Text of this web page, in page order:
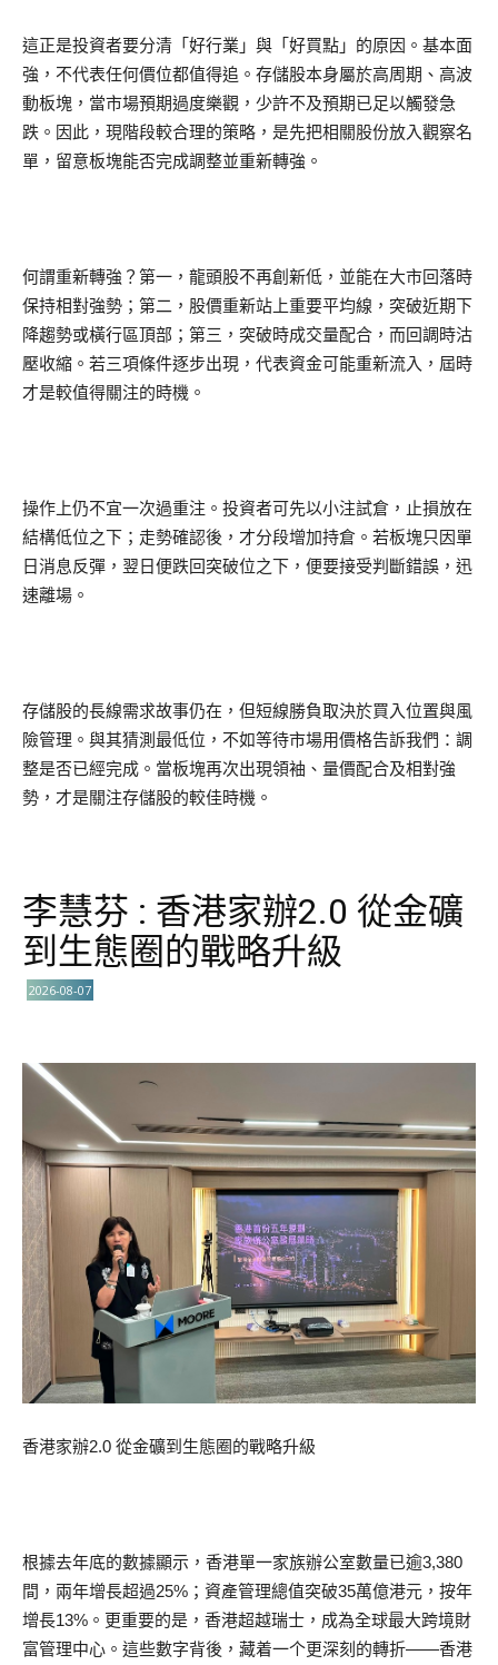
這正是投資者要分清「好行業」與「好買點」的原因。基本面
強，不代表任何價位都值得追。存儲股本身屬於高周期、高波
動板塊，當市場預期過度樂觀，少許不及預期已足以觸發急
跌。因此，現階段較合理的策略，是先把相關股份放入觀察名
單，留意板塊能否完成調整並重新轉強。
何謂重新轉強？第一，龍頭股不再創新低，並能在大市回落時
保持相對強勢；第二，股價重新站上重要平均線，突破近期下
降趨勢或橫行區頂部；第三，突破時成交量配合，而回調時沽
壓收縮。若三項條件逐步出現，代表資金可能重新流入，屆時
才是較值得關注的時機。
操作上仍不宜一次過重注。投資者可先以小注試倉，止損放在
結構低位之下；走勢確認後，才分段增加持倉。若板塊只因單
日消息反彈，翌日便跌回突破位之下，便要接受判斷錯誤，迅
速離場。
存儲股的長線需求故事仍在，但短線勝負取決於買入位置與風
險管理。與其猜測最低位，不如等待市場用價格告訴我們：調
整是否已經完成。當板塊再次出現領袖、量價配合及相對強
勢，才是關注存儲股的較佳時機。
李慧芬 : 香港家辦2.0 從金礦
到生態圈的戰略升級
2026-08-07
香港家辦2.0 從金礦到生態圈的戰略升級
根據去年底的數據顯示，香港單一家族辦公室數量已逾3,380
間，兩年增長超過25%；資產管理總值突破35萬億港元，按年
增長13%。更重要的是，香港超越瑞士，成為全球最大跨境財
富管理中心。這些數字背後，藏着一个更深刻的轉折——香港